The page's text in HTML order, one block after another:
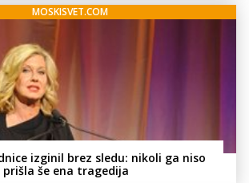
MOSKISVET.COM
izginil brez sledu: nikoli ga niso
še ena tragedija